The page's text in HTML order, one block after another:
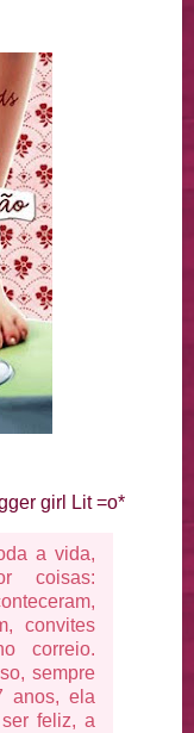
girl Lit =o*
a vida,
coisas:
convites
correio.
sempre
anos, ela
feliz, a